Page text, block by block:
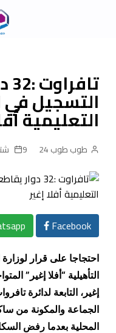
content
التسجيل
التعليمية
طوب طوب 24 9 شتنبر، 2016
Facebook
احتجاجا على قرار لوزارة
التأهيلية “أفلا إغير”
إغير، التابعة لدائرة
المحلية بعدما رفض